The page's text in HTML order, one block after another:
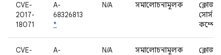
CVE-
2017-
18071
A-
68326813
*
N/A সমালোচনামূলক
ক্লোজড
সোর্স
CVE-
A-
N/A সমালোচনামূলক
ক্লোজড